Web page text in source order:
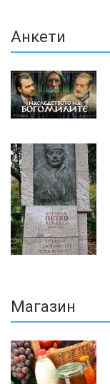
Анкети
Магазин